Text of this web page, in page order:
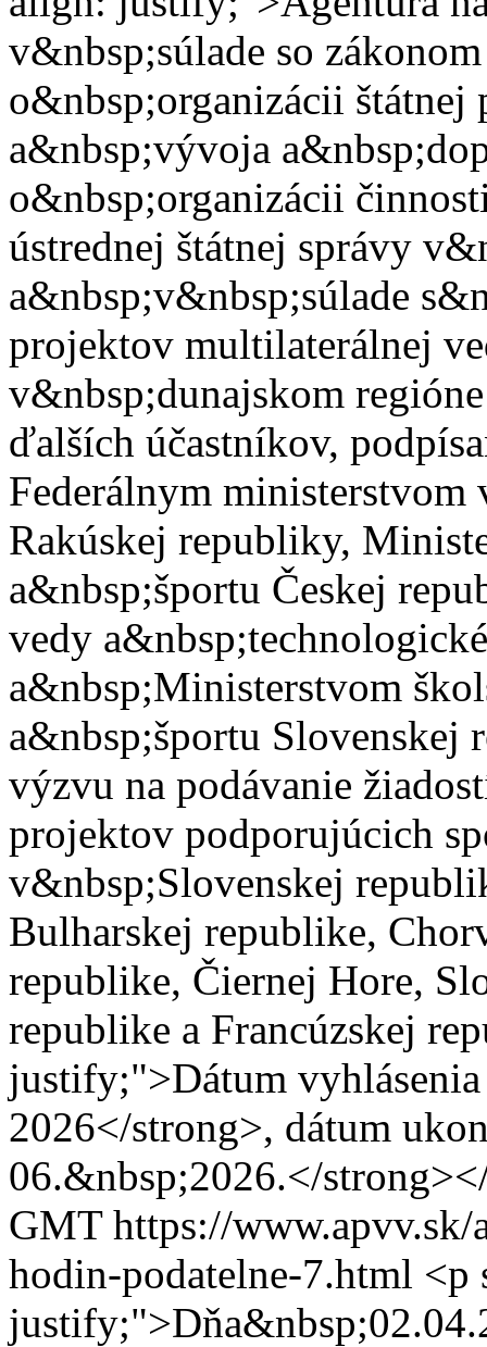
v&nbsp;súlade so
o&nbsp;organizácii štátnej
a&nbsp;vývoja
o&nbsp;organizácii
ústrednej štátnej správy
a&nbsp;v&nbsp;súlade
projektov multilaterálnej
v&nbsp;dunajskom
ďalších účastníkov,
Federálnym
Rakúskej republiky,
a&nbsp;športu Českej
vedy
a&nbsp;Ministerstvom
a&nbsp;športu Slovenskej
výzvu na podávanie
projektov podporujúcich
v&nbsp;Slovenskej
Bulharskej republike,
republike, Čiernej Hore,
republike a Francúzskej
justify;">Dátum
2026</strong>, dátum
06.&nbsp;2026.</
GMT https://
hodin-podatelne-7.html <p